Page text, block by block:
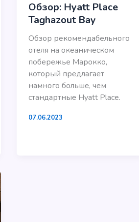
Обзор: Hyatt Place
Taghazout Bay
Обзор рекомендабельного
отеля на океаническом
побережье Марокко,
который предлагает
намного больше, чем
стандартные Hyatt Place.
07.06.2023